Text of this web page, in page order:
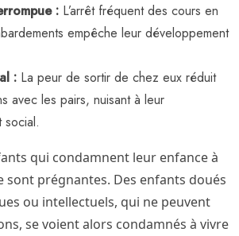
: L’arrêt fréquent des cours en
empêche leur développement
: La peur de sortir de chez eux réduit
avec les pairs, nuisant à leur
social.
qui condamnent leur enfance à
sont prégnantes. Des enfants doués
ou intellectuels, qui ne peuvent
se voient alors condamnés à vivre